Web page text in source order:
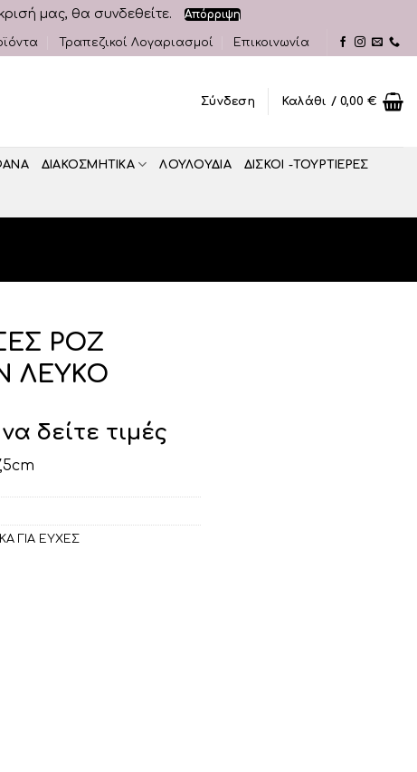
μας, θα συνδεθείτε. Απόρριψη
Τραπεζικοί Λογαριασμοί Επικοινωνία
Σύνδεση Καλάθι /0,00€
ΔΙΑΚΟΣΜΗΤΙΚA ΛΟΥΛΟΥΔΙΑ ΔΙΣΚΟΙ -ΤΟΥΡΤΙΕΡΕΣ
ΡΟΖ
ΛΕΥΚΟ
δείτε τιμές
ΓΙΑ ΕΥΧΕΣ